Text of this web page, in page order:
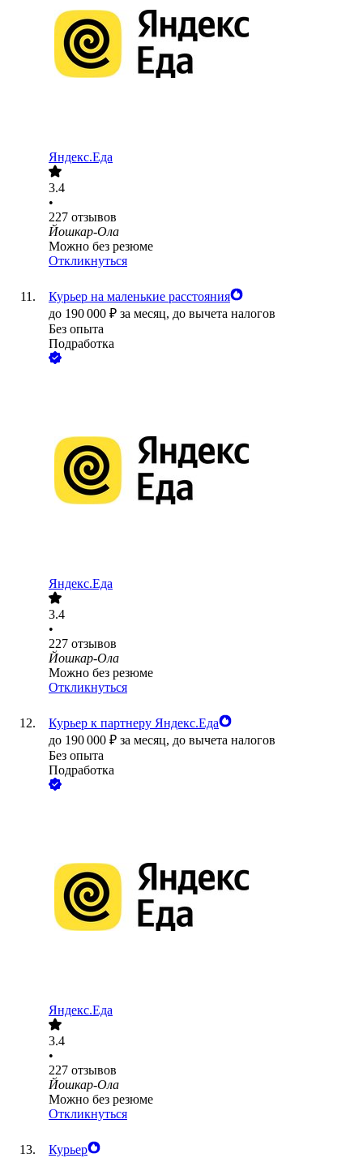
Яндекс.Еда
3.4
•
227 отзывов
Йошкар-Ола
Можно без резюме
Откликнуться
Курьер на маленькие расстояния
до 190 000 ₽ за месяц, до вычета налогов
Без опыта
Подработка
Яндекс.Еда
3.4
•
227 отзывов
Йошкар-Ола
Можно без резюме
Откликнуться
Курьер к партнеру Яндекс.Еда
до 190 000 ₽ за месяц, до вычета налогов
Без опыта
Подработка
Яндекс.Еда
3.4
•
227 отзывов
Йошкар-Ола
Можно без резюме
Откликнуться
Курьер